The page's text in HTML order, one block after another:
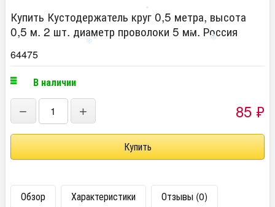
Купить Кустодержатель круг 0,5 метра, высота
0,5 м. 2 шт. диаметр проволоки 5 мм. Россия
64475
В наличии
− + 85 ₽
Обзор Характеристики
Отзывы (0)